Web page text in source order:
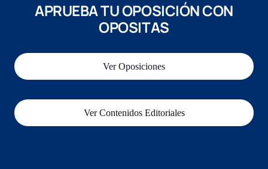
APRUEBA TU OPOSICIÓN CON
OPOSITAS
Ver Oposiciones
Ver Contenidos Editoriales